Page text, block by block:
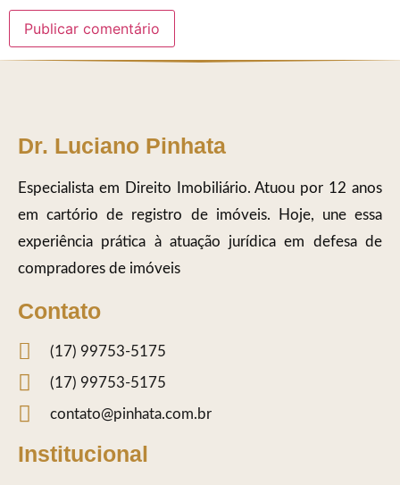
Dr. Luciano Pinhata
Especialista em Direito Imobiliário. Atuou por 12 anos
em cartório de registro de imóveis. Hoje, une essa
experiência prática à atuação jurídica em defesa de
compradores de imóveis
Contato
(17) 99753-5175
(17) 99753-5175
contato@pinhata.com.br
Institucional